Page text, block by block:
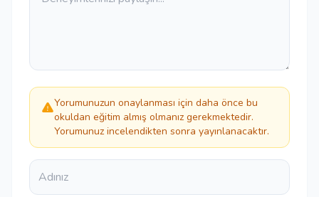
Yorumunuzun onaylanması için daha önce bu
okuldan eğitim almış olmanız gerekmektedir.
Yorumunuz incelendikten sonra yayınlanacaktır.